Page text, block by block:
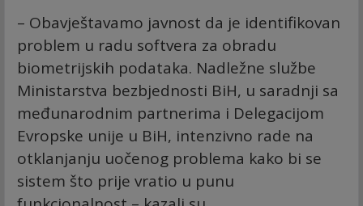
– Obavještavamo javnost da je identifikovan
problem u radu softvera za obradu
biometrijskih podataka. Nadležne službe
Ministarstva bezbjednosti BiH, u saradnji sa
međunarodnim partnerima i Delegacijom
Evropske unije u BiH, intenzivno rade na
otklanjanju uočenog problema kako bi se
sistem što prije vratio u punu